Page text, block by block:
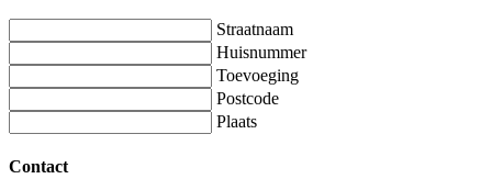
Straatnaam
Huisnummer
Toevoeging
Postcode
Plaats
Contact